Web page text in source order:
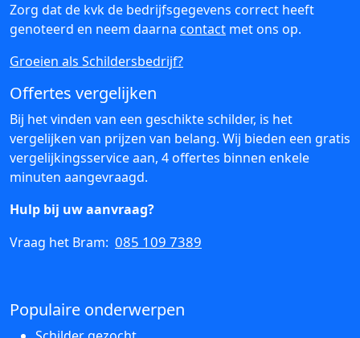
Zorg dat de kvk de bedrijfsgegevens correct heeft
genoteerd en neem daarna contact met ons op.
Groeien als Schildersbedrijf?
Offertes vergelijken
Bij het vinden van een geschikte schilder, is het
vergelijken van prijzen van belang. Wij bieden een gratis
vergelijkingsservice aan, 4 offertes binnen enkele
minuten aangevraagd.
Hulp bij uw aanvraag?
Vraag het Bram: 085 109 7389
Populaire onderwerpen